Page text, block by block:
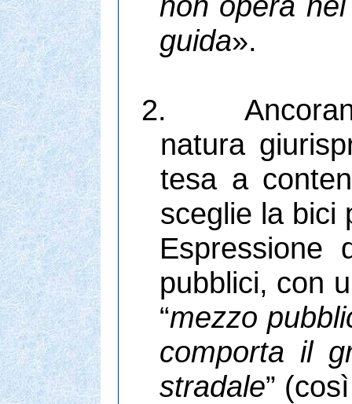
guida».
2.
natura
tesa a
sceglie la bici
Espressione
pubblici, con
“mezzo
comporta il
stradale”